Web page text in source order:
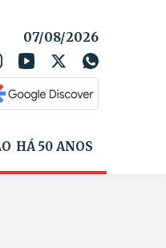
07/08/2026
HÁ 50 ANOS